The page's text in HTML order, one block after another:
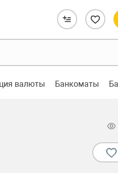
валюты Банкоматы